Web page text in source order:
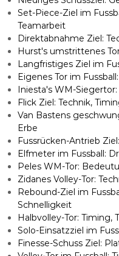
Set-Piece-Ziel im
Teamarbeit
Direktabnahme Ziel:
Hurst's umstrittenes
Langfristiges Ziel im
Eigenes Tor im
Iniesta's WM-
Flick Ziel: Technik,
Van Bastens
Erbe
Fussrücken-Antrieb
Elfmeter im Fussball:
Peles WM-Tor:
Zidanes Volley-Tor:
Rebound-Ziel im
Schnelligkeit
Halbvolley-Tor: Timing,
Solo-Einsatzziel im
Finesse-Schuss Ziel: